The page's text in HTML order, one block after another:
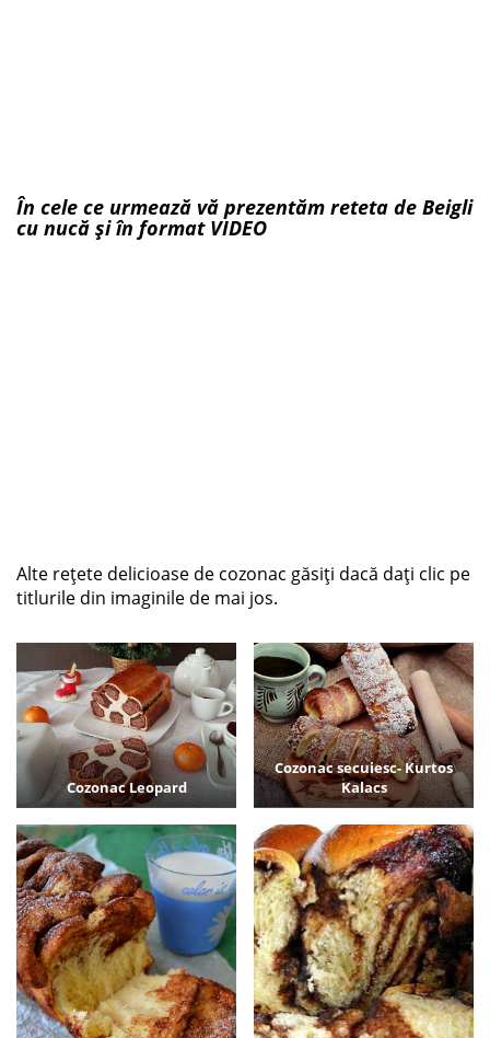
În cele ce urmează vă prezentăm reteta de Beigli
cu nucă și în format VIDEO
Alte rețete delicioase de cozonac găsiți dacă dați clic pe
titlurile din imaginile de mai jos.
Cozonac Leopard
Cozonac secuiesc- Kurtos
Kalacs